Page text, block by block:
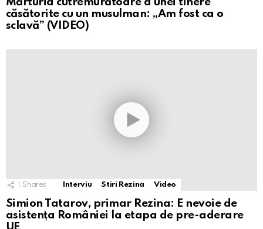
căsătorite cu un musulman: „Am fost ca o
sclavă” (VIDEO)
1 Shares Interviu Stiri Rezina Video
Simion Tatarov, primar Rezina: E nevoie de
asistența României la etapa de pre-aderare
UE